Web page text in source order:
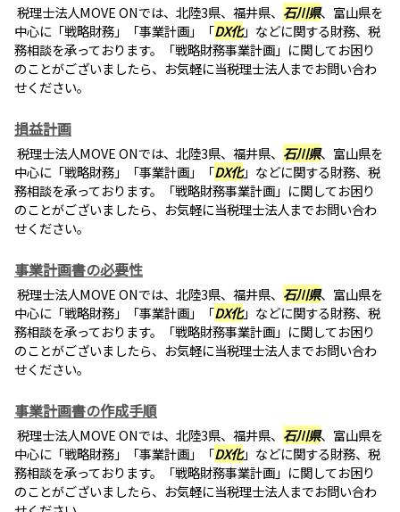
税理士法人MOVE ONでは、北陸3県、福井県、 石川県、富山県を
中心に「戦略財務」「事業計画」「DX化」などに関する財務、税
務相談を承っております。「戦略財務事業計画」に関してお困り
のことがございましたら、お気軽に当税理士法人までお問い合わ
せください。
損益計画
税理士法人MOVE ONでは、北陸3県、福井県、 石川県、富山県を
中心に「戦略財務」「事業計画」「DX化」などに関する財務、税
務相談を承っております。「戦略財務事業計画」に関してお困り
のことがございましたら、お気軽に当税理士法人までお問い合わ
せください。
事業計画書の必要性
税理士法人MOVE ONでは、北陸3県、福井県、 石川県、富山県を
中心に「戦略財務」「事業計画」「DX化」などに関する財務、税
務相談を承っております。「戦略財務事業計画」に関してお困り
のことがございましたら、お気軽に当税理士法人までお問い合わ
せください。
事業計画書の作成手順
税理士法人MOVE ONでは、北陸3県、福井県、 石川県、富山県を
中心に「戦略財務」「事業計画」「DX化」などに関する財務、税
務相談を承っております。「戦略財務事業計画」に関してお困り
のことがございましたら、お気軽に当税理士法人までお問い合わ